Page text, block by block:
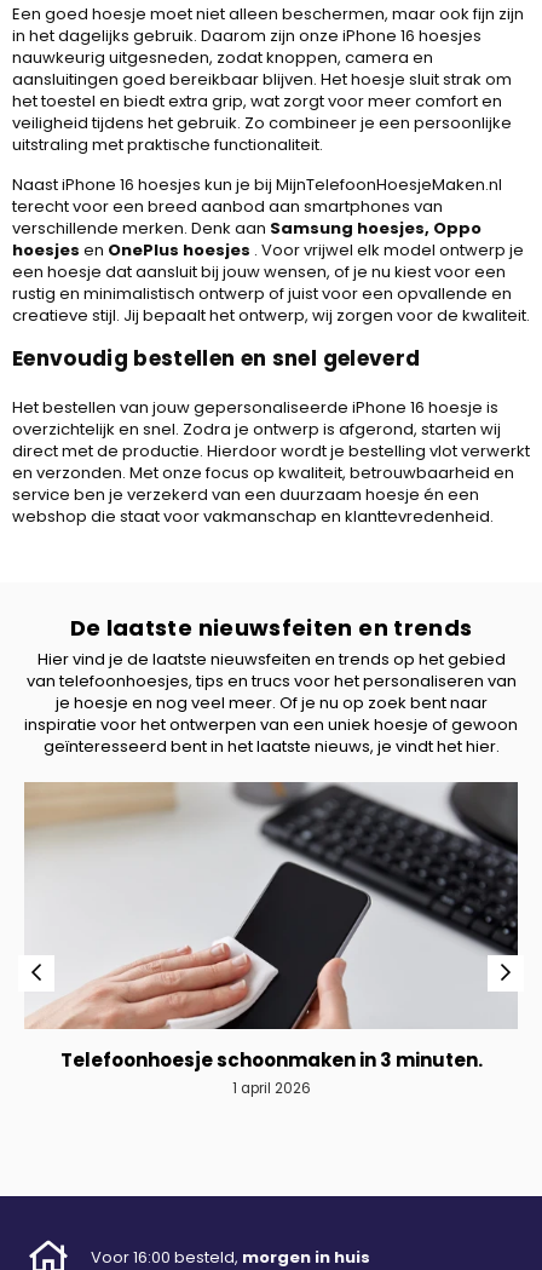
Een goed hoesje moet niet alleen beschermen, maar ook fijn zijn
in het dagelijks gebruik. Daarom zijn onze iPhone 16 hoesjes
nauwkeurig uitgesneden, zodat knoppen, camera en
aansluitingen goed bereikbaar blijven. Het hoesje sluit strak om
het toestel en biedt extra grip, wat zorgt voor meer comfort en
veiligheid tijdens het gebruik. Zo combineer je een persoonlijke
uitstraling met praktische functionaliteit.
Naast iPhone 16 hoesjes kun je bij MijnTelefoonHoesjeMaken.nl
terecht voor een breed aanbod aan smartphones van
verschillende merken. Denk aan Samsung hoesjes, Oppo
hoesjes en OnePlus hoesjes . Voor vrijwel elk model ontwerp je
een hoesje dat aansluit bij jouw wensen, of je nu kiest voor een
rustig en minimalistisch ontwerp of juist voor een opvallende en
creatieve stijl. Jij bepaalt het ontwerp, wij zorgen voor de kwaliteit.
Eenvoudig bestellen en snel geleverd
Het bestellen van jouw gepersonaliseerde iPhone 16 hoesje is
overzichtelijk en snel. Zodra je ontwerp is afgerond, starten wij
direct met de productie. Hierdoor wordt je bestelling vlot verwerkt
en verzonden. Met onze focus op kwaliteit, betrouwbaarheid en
service ben je verzekerd van een duurzaam hoesje én een
webshop die staat voor vakmanschap en klanttevredenheid.
De laatste nieuwsfeiten en trends
Hier vind je de laatste nieuwsfeiten en trends op het gebied
van telefoonhoesjes, tips en trucs voor het personaliseren van
je hoesje en nog veel meer. Of je nu op zoek bent naar
inspiratie voor het ontwerpen van een uniek hoesje of gewoon
geïnteresseerd bent in het laatste nieuws, je vindt het hier.
Telefoonhoesje schoonmaken in 3 minuten.
1 april 2026
Voor 16:00 besteld, morgen in huis